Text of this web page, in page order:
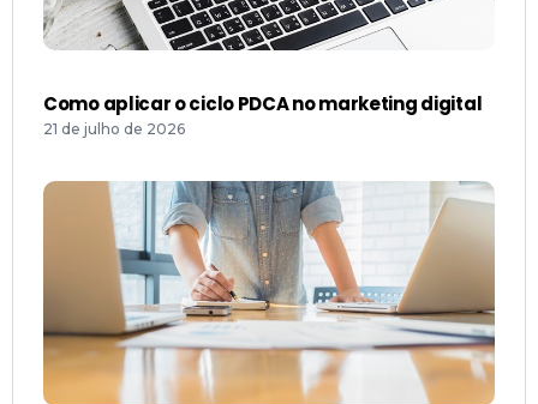
Como aplicar o ciclo PDCA no marketing digital
21 de julho de 2026